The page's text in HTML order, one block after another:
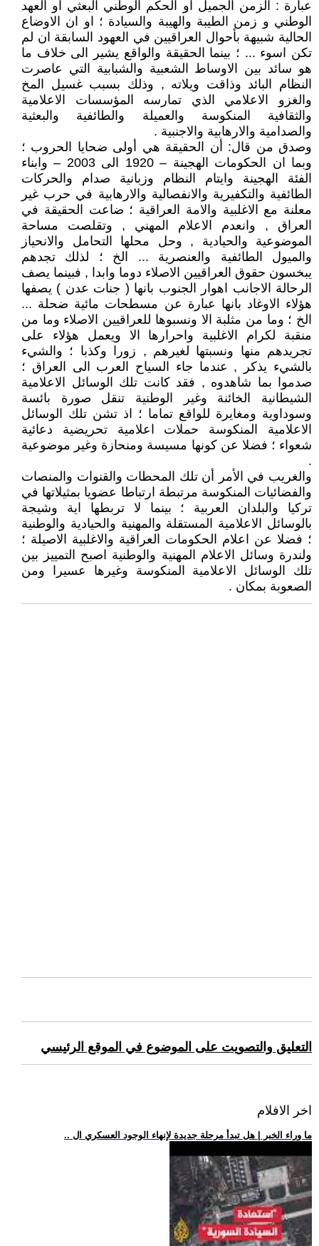
عبارة : الزمن الجميل او الحكم الوطني البعثي او العهد
الوطني و زمن الطيبة والهيبة والسيادة ؛ او ان الاوضاع
الحالية شبيهة بأحوال العراقيين في العهود السابقة ان لم
تكن اسوء ... ؛ بينما الحقيقة والواقع يشير الى خلاف ما
هو سائد بين الاوساط الشعبية والشبابية التي عاصرت
النظام البائد وذاقت ويلاته , وذلك بسبب غسيل المخ
والغزو الاعلامي الذي تمارسه المؤسسات الاعلامية
والثقافية المنكوسة والعميلة والطائفية والبعثية
والصدامية والارهابية والاجنبية .
وصدق من قال: أن الحقيقة هي أولى ضحايا الحروب ؛
وبما ان الحكومات الهجينة – 1920 الى 2003 – وابناء
الفئة الهجينة وايتام النظام وزبانية صدام والحركات
الطائفية والتكفيرية والانفصالية والارهابية في حرب غير
معلنة مع الاغلبية والامة العراقية ؛ ضاعت الحقيقة في
العراق , وانعدم الاعلام المهني , وتقلصت مساحة
الموضوعية والحيادية , وحل محلها التحامل والانحياز
والميول الطائفية والعنصرية ... الخ ؛ لذلك تجدهم
يبخسون حقوق العراقيين الاصلاء دوما وابدا , فبينما يصف
الرحالة الاجانب اهوار الجنوب بانها ( جنات عدن ) يصفها
هؤلاء الاوغاد بانها عبارة عن مسطحات مائية ضحلة ...
الخ ؛ وما من مثلبة الا ونسبوها للعراقيين الاصلاء وما من
منقبة لكرام الاغلبية واحرارها الا ويعمل هؤلاء على
تجريدهم منها ونسبتها لغيرهم , زورا وكذبا ؛ والشيء
بالشيء يذكر , عندما جاء السياح العرب الى العراق ؛
صدموا بما شاهدوه , فقد كانت تلك الوسائل الاعلامية
الشيطانية الخائنة وغير الوطنية تنقل صورة بائسة
وسوداوية ومغايرة للواقع تماما ؛ اذ تشن تلك الوسائل
الاعلامية المنكوسة حملات اعلامية تحريضية دعائية
شعواء ؛ فضلا عن كونها مسيسة ومنحازة وغير موضوعية
.
والغريب في الأمر أن تلك المحطات والقنوات والمنصات
والفضائيات المنكوسة مرتبطة ارتباطا عضويا بمثيلاتها في
تركيا والبلدان العربية ؛ بينما لا تربطها اية وشيجة
بالوسائل الاعلامية المستقلة والمهنية والحيادية والوطنية
؛ فضلا عن اعلام الحكومات العراقية والاغلبية الاصيلة ؛
ولندرة وسائل الاعلام المهنية والوطنية اصبح التمييز بين
تلك الوسائل الاعلامية المنكوسة وغيرها عسيرا ومن
الصعوبة بمكان .
التعليق والتصويت على الموضوع في الموقع الرئيسي
اخر الافلام
.. ما وراء الخبر | هل تبدأ مرحلة جديدة لإنهاء الوجود العسكري ال